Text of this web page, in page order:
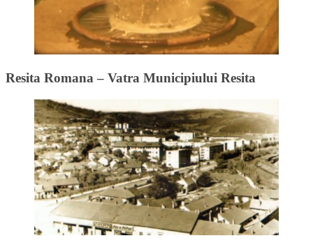
Resita Romana – Vatra Municipiului Resita